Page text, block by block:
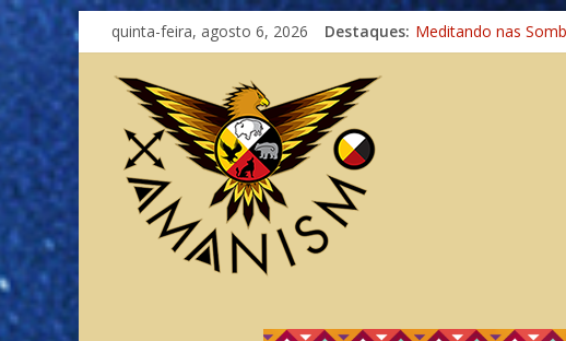
quinta-feira, agosto 6, 2026 Destaques: Meditando nas
Autosuficiência: A